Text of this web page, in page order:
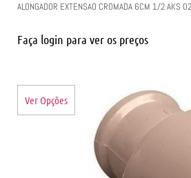
ALONGADOR EXTENSAO CROMADA 6CM 1/2 AKS
Faça login para ver os preços
Ver Opções